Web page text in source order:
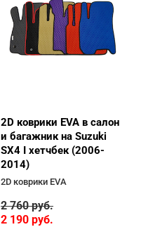
2D коврики EVA в салон
и багажник на Suzuki
SX4 I хетчбек (2006-
2014)
2D коврики EVA
2 760руб.
2 190 руб.